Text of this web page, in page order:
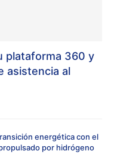
plataforma 360 y
asistencia al
energética con el
por hidrógeno